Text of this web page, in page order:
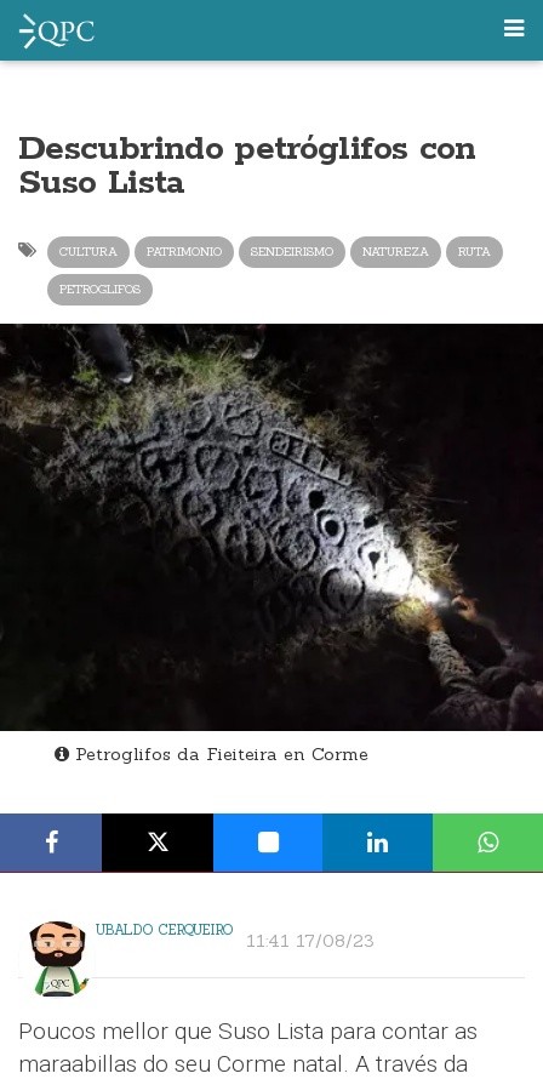
Descubrindo petróglifos con
Suso Lista
CULTURA PATRIMONIO SENDEIRISMO NATUREZA RUTA
PETROGLIFOS
Petroglifos da Fieiteira en Corme
UBALDO CERQUEIRO 11:41 17/08/23
Poucos mellor que Suso Lista para contar as
maraabillas do seu Corme natal. A través da